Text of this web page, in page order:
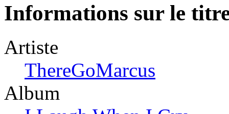
Informations sur le
Artiste
ThereGoMarcus
Album